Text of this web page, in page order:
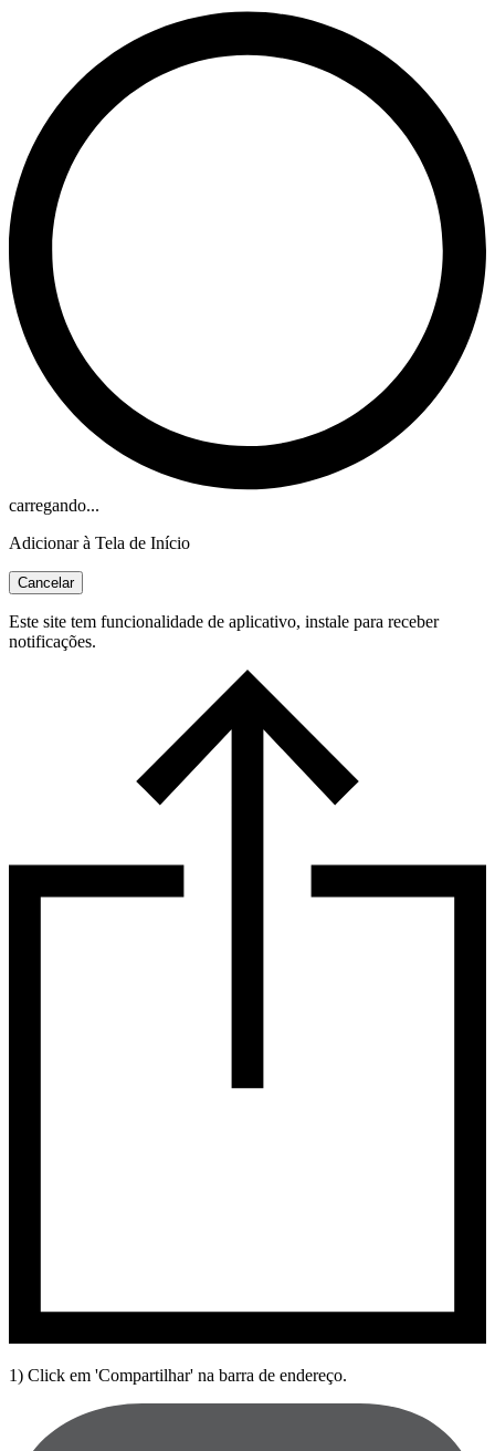
carregando...
Adicionar à Tela de Início
Cancelar
Este site tem funcionalidade de aplicativo, instale para receber
notificações.
1) Click em 'Compartilhar' na barra de endereço.